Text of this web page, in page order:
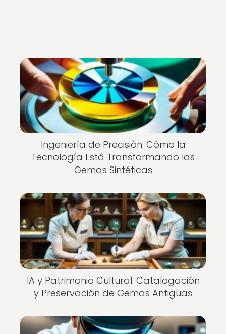
Ingeniería de Precisión: Cómo la
Tecnología Está Transformando las
Gemas Sintéticas
IA y Patrimonio Cultural: Catalogación
y Preservación de Gemas Antiguas